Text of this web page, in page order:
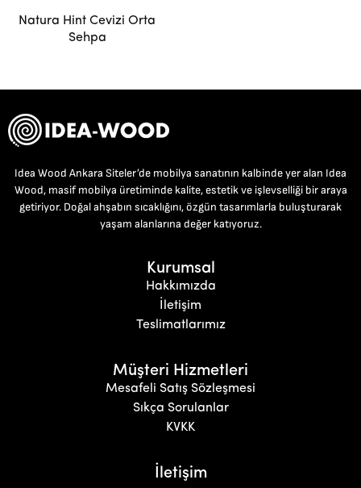
Natura Hint Cevizi Orta
Sehpa
Idea Wood Ankara Siteler’de mobilya sanatının kalbinde yer alan Idea
Wood, masif mobilya üretiminde kalite, estetik ve işlevselliği bir araya
getiriyor. Doğal ahşabın sıcaklığını, özgün tasarımlarla buluşturarak
yaşam alanlarına değer katıyoruz.
Kurumsal
Hakkımızda
İletişim
Teslimatlarımız
Müşteri Hizmetleri
Mesafeli Satış Sözleşmesi
Sıkça Sorulanlar
KVKK
İletişim